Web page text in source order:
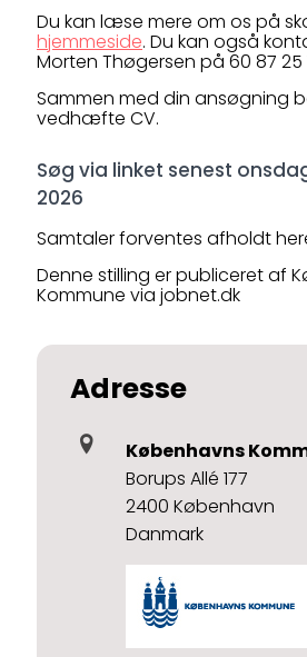
Du kan læse mere om os på
hjemmeside. Du kan også
Morten Thøgersen på 60 87 25
Sammen med din ansøgning
vedhæfte CV.
Søg via linket senest
2026
Samtaler forventes afholdt
Denne stilling er publiceret af
Kommune via jobnet.dk
Adresse
Københavns
Borups Allé 177
2400 København
Danmark